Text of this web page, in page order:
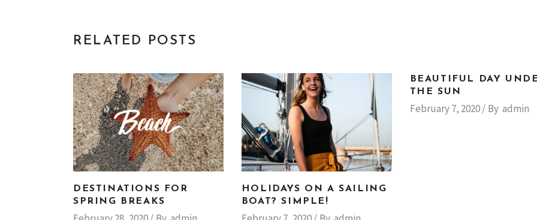
RELATED POSTS
DESTINATIONS FOR
SPRING BREAKS
HOLIDAYS ON A SAILING
BOAT? SIMPLE!
BEAUTIFUL DAY
THE SUN
February 7, 2020 By admin